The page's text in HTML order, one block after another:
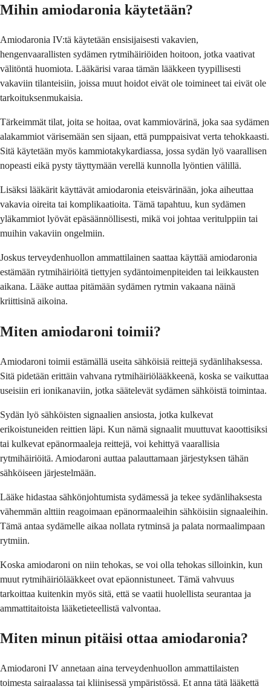
Mihin amiodaronia käytetään?
Amiodaronia IV:tä käytetään ensisijaisesti vakavien,
hengenvaarallisten sydämen rytmihäiriöiden hoitoon, jotka vaativat
välitöntä huomiota. Lääkärisi varaa tämän lääkkeen tyypillisesti
vakaviin tilanteisiin, joissa muut hoidot eivät ole toimineet tai eivät ole
tarkoituksenmukaisia.
Tärkeimmät tilat, joita se hoitaa, ovat kammiovärinä, joka saa sydämen
alakammiot värisemään sen sijaan, että pumppaisivat verta tehokkaasti.
Sitä käytetään myös kammiotakykardiassa, jossa sydän lyö vaarallisen
nopeasti eikä pysty täyttymään verellä kunnolla lyöntien välillä.
Lisäksi lääkärit käyttävät amiodaronia eteisvärinään, joka aiheuttaa
vakavia oireita tai komplikaatioita. Tämä tapahtuu, kun sydämen
yläkammiot lyövät epäsäännöllisesti, mikä voi johtaa veritulppiin tai
muihin vakaviin ongelmiin.
Joskus terveydenhuollon ammattilainen saattaa käyttää amiodaronia
estämään rytmihäiriöitä tiettyjen sydäntoimenpiteiden tai leikkausten
aikana. Lääke auttaa pitämään sydämen rytmin vakaana näinä
kriittisinä aikoina.
Miten amiodaroni toimii?
Amiodaroni toimii estämällä useita sähköisiä reittejä sydänlihaksessa.
Sitä pidetään erittäin vahvana rytmihäiriölääkkeenä, koska se vaikuttaa
useisiin eri ionikanaviin, jotka säätelevät sydämen sähköistä toimintaa.
Sydän lyö sähköisten signaalien ansiosta, jotka kulkevat
erikoistuneiden reittien läpi. Kun nämä signaalit muuttuvat kaoottisiksi
tai kulkevat epänormaaleja reittejä, voi kehittyä vaarallisia
rytmihäiriöitä. Amiodaroni auttaa palauttamaan järjestyksen tähän
sähköiseen järjestelmään.
Lääke hidastaa sähkönjohtumista sydämessä ja tekee sydänlihaksesta
vähemmän alttiin reagoimaan epänormaaleihin sähköisiin signaaleihin.
Tämä antaa sydämelle aikaa nollata rytminsä ja palata normaalimpaan
rytmiin.
Koska amiodaroni on niin tehokas, se voi olla tehokas silloinkin, kun
muut rytmihäiriölääkkeet ovat epäonnistuneet. Tämä vahvuus
tarkoittaa kuitenkin myös sitä, että se vaatii huolellista seurantaa ja
ammattitaitoista lääketieteellistä valvontaa.
Miten minun pitäisi ottaa amiodaronia?
Amiodaroni IV annetaan aina terveydenhuollon ammattilaisten
toimesta sairaalassa tai kliinisessä ympäristössä. Et anna tätä lääkettä